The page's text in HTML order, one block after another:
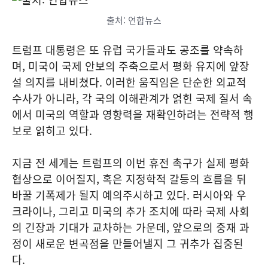
출처: 연합뉴스
트럼프 대통령은 또 유럽 국가들과도 공조를 약속하
며, 미국이 국제 안보의 주축으로서 평화 유지에 앞장
설 의지를 내비쳤다. 이러한 움직임은 단순한 외교적
수사가 아니라, 각 국의 이해관계가 얽힌 국제 질서 속
에서 미국의 역할과 영향력을 재확인하려는 전략적 행
보로 읽히고 있다.
지금 전 세계는 트럼프의 이번 휴전 촉구가 실제 평화
협상으로 이어질지, 혹은 지정학적 갈등의 흐름을 뒤
바꿀 기폭제가 될지 예의주시하고 있다. 러시아와 우
크라이나, 그리고 미국의 추가 조치에 따라 국제 사회
의 긴장과 기대가 교차하는 가운데, 앞으로의 중재 과
정이 새로운 변곡점을 만들어낼지 그 귀추가 집중된
다.